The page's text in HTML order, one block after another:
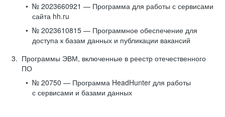
№ 2023660921 — Программа для работы с сервисами
сайта hh.ru
№ 2023610815 — Программное обеспечение для
доступа к базам данных и публикации вакансий
Программы ЭВМ, включенные в реестр отечественного
ПО
№ 20750 — Программа HeadHunter для работы
с сервисами и базами данных